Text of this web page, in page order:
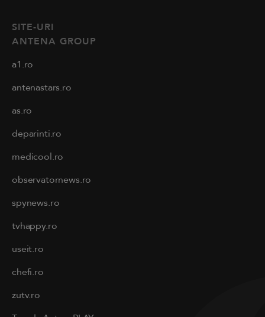
SITE-URI
ANTENA GROUP
a1.ro
antenastars.ro
as.ro
deparinti.ro
medicool.ro
observatornews.ro
spynews.ro
tvhappy.ro
useit.ro
chefi.ro
zutv.ro